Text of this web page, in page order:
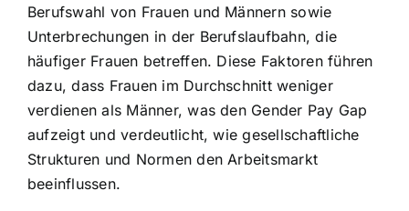
Berufswahl von Frauen und Männern sowie
Unterbrechungen in der Berufslaufbahn, die
häufiger Frauen betreffen. Diese Faktoren führen
dazu, dass Frauen im Durchschnitt weniger
verdienen als Männer, was den Gender Pay Gap
aufzeigt und verdeutlicht, wie gesellschaftliche
Strukturen und Normen den Arbeitsmarkt
beeinflussen.